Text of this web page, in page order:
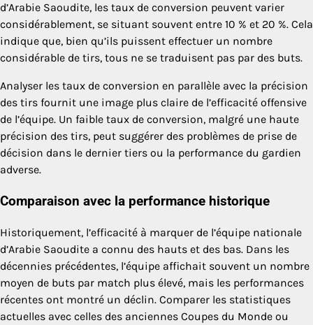
d’Arabie Saoudite, les taux de conversion peuvent varier
considérablement, se situant souvent entre 10 % et 20 %. Cela
indique que, bien qu’ils puissent effectuer un nombre
considérable de tirs, tous ne se traduisent pas par des buts.
Analyser les taux de conversion en parallèle avec la précision
des tirs fournit une image plus claire de l’efficacité offensive
de l’équipe. Un faible taux de conversion, malgré une haute
précision des tirs, peut suggérer des problèmes de prise de
décision dans le dernier tiers ou la performance du gardien
adverse.
Comparaison avec la performance historique
Historiquement, l’efficacité à marquer de l’équipe nationale
d’Arabie Saoudite a connu des hauts et des bas. Dans les
décennies précédentes, l’équipe affichait souvent un nombre
moyen de buts par match plus élevé, mais les performances
récentes ont montré un déclin. Comparer les statistiques
actuelles avec celles des anciennes Coupes du Monde ou